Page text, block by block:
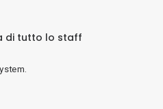
di tutto lo staff